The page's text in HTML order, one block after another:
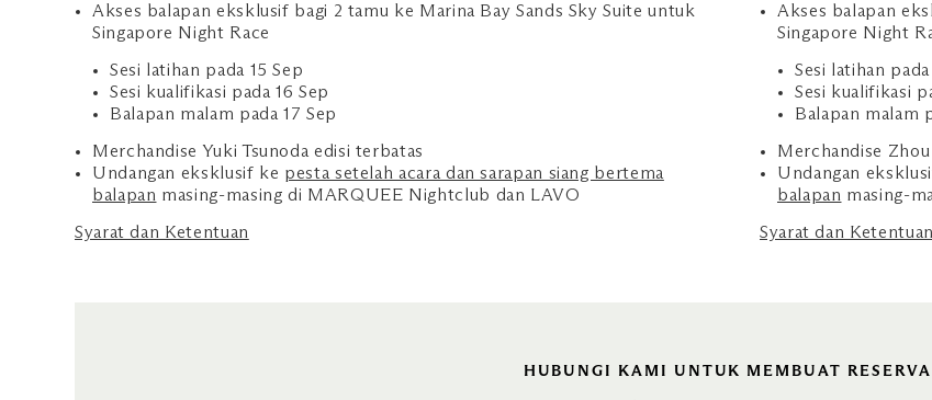
Akses balapan eksklusif bagi 2 tamu ke Marina Bay Sands Sky Suite untuk
Singapore Night Race
Sesi latihan pada 15 Sep
Sesi kualifikasi pada 16 Sep
Balapan malam pada 17 Sep
Merchandise Yuki Tsunoda edisi terbatas
Undangan eksklusif ke pesta setelah acara dan sarapan siang bertema
balapan masing-masing di MARQUEE Nightclub dan LAVO
Syarat dan Ketentuan
Akses balapan
Singapore Night
Sesi latihan pada
Sesi kualifikasi
Balapan malam
Merchandise
Undangan
balapan masing-
Syarat dan Ketentuan
HUBUNGI KAMI UNTUK MEMBUAT